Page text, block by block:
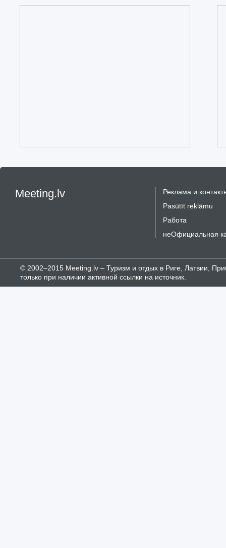
Meeting.lv
Реклама и
Pasūtīt reklāmu
Работа
неОфициальная
© 2002–2015 Meeting.lv – Туризм и отдых в Риге, Латвии,
только при наличии активной ссылки на источник.